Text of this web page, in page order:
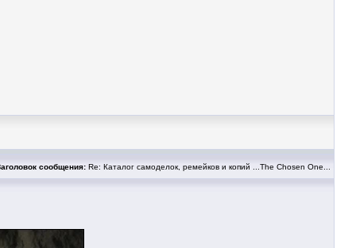
сообщения: Re: Каталог самоделок, ремейков и копий ...The Chosen One...